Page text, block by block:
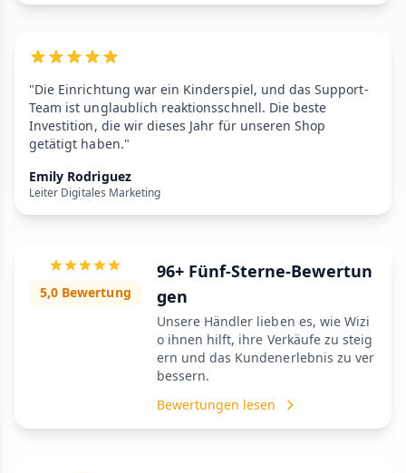
"Die Einrichtung war ein Kinderspiel, und das Support-
Team ist unglaublich reaktionsschnell. Die beste
Investition, die wir dieses Jahr für unseren Shop
getätigt haben."
Emily Rodriguez
Leiter Digitales Marketing
5,0 Bewertung
96+ Fünf-Sterne-Bewertun
gen
Unsere Händler lieben es, wie Wizi
o ihnen hilft, ihre Verkäufe zu steig
ern und das Kundenerlebnis zu ver
bessern.
Bewertungen lesen